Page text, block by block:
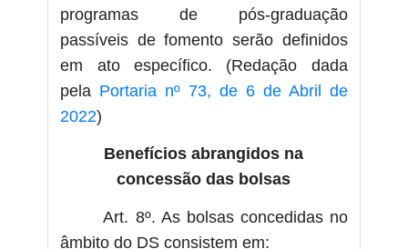
programas de pós-graduação
passíveis de fomento serão definidos
em ato específico. (Redação dada
pela Portaria nº 73, de 6 de Abril de
2022)
Benefícios abrangidos na
concessão das bolsas
Art. 8º. As bolsas concedidas no
âmbito do DS consistem em: